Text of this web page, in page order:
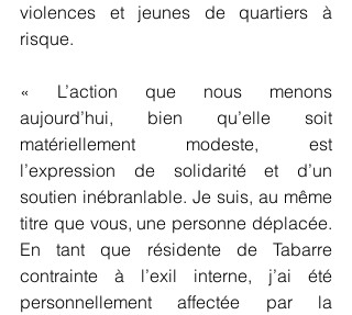
violences et jeunes de quartiers à
risque.
« L’action que nous menons
aujourd’hui, bien qu’elle soit
matériellement modeste, est
l’expression de solidarité et d’un
soutien inébranlable. Je suis, au même
titre que vous, une personne déplacée.
En tant que résidente de Tabarre
contrainte à l’exil interne, j’ai été
personnellement affectée par la